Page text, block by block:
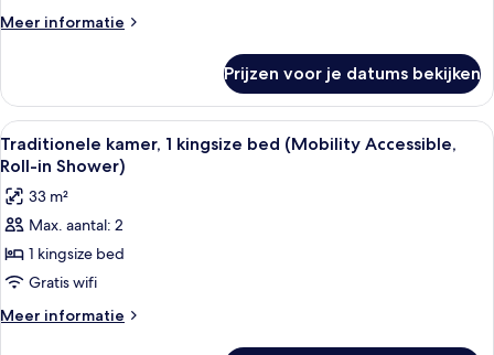
de
Meer informatie
Meer
1
slaapkamer,
uitzicht
op
stad
Prijzen voor je datums bekijken
Alle
foto's
voor
Traditionele
kamer,
1
kingsize
bed
Een hotelkamer met een bed, een
6
Traditionele kamer, 1 kingsize bed (Mobility Accessible,
Roll-in Shower)
33 m²
Max. aantal: 2
1 kingsize bed
Gratis wifi
Meer informatie
Meer